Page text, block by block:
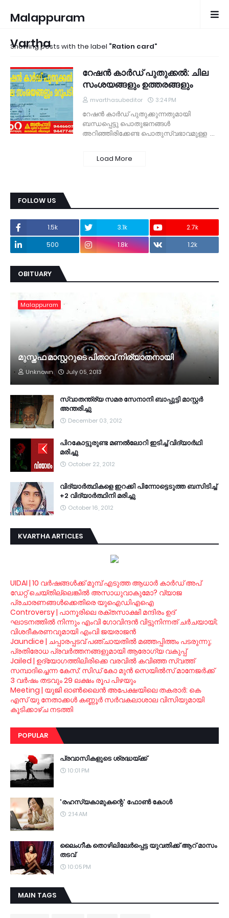
Malappuram
Vartha
Showing posts with the label Ration card
റേഷന്‍ കാര്‍ഡ് പുതുക്കല്‍: ചില
സംശയങ്ങളും ഉത്തരങ്ങളും
mvarthasubeditor 3:24 PM
റേഷന്‍ കാര്‍ഡ് പുതുക്കുന്നതുമായി
ബന്ധപ്പെട്ടു പൊതുജനങ്ങള്‍
അറിഞ്ഞിരിക്കേണ്ട പൊതുസ്വഭാവമുള്ള …
Load More
FOLLOW US
1.5k 3.1k
2.7k
500
1.8k 1.2k
OBITUARY
Malappuram
മുസ്തഫ മാസ്റ്ററുടെ പിതാവ് നിര്യാതനായി
Unknown July 05, 2013
സ്വാതന്ത്ര്യ സമര സേനാനി ബാപ്പുട്ടി മാസ്റ്റര്‍
അന്തരിച്ചു
December 03, 2012
പിറകോട്ടുരുണ്ട മണല്‍ലോറി ഇടിച്ച് വിദ്യാര്‍ഥി
മരിച്ചു
October 22, 2012
വി­ദ്യാര്‍­ത്ഥിക­ളെ ഇറ­ക്കി പി­ന്നോ­ട്ടെ­ടുത്ത ബ­സി­ടി­ച്ച്
+2 വി­ദ്യാര്‍­ത്ഥിനി മ­രി­ച്ചു
October 16, 2012
KVARTHA ARTICLES
UIDAI | 10 വര്‍ഷങ്ങള്‍ക്ക് മുമ്പ് എടുത്ത ആധാര്‍ കാര്‍ഡ് അപ്
ഡേറ്റ് ചെയ്തില്ലെങ്കില്‍ അസാധുവാകുമോ? വ്യാജ
പ്രചാരണങ്ങള്‍ക്കെതിരെ യുഐഡിഎഐ
Controversy | പാനൂരിലെ രക്തസാക്ഷി മന്ദിരം ഉദ്
ഘാടനത്തില്‍ നിന്നും എംവി ഗോവിന്ദന്‍ വിട്ടുനിന്നത് ചര്‍ചയായി;
വിശദീകരണവുമായി എംവി ജയരാജന്‍
Jaundice | ചപ്പാരപ്പടവ് പഞ്ചായതില്‍ മഞ്ഞപ്പിത്തം പടരുന്നു;
പ്രതിരോധ പ്രവര്‍ത്തനങ്ങളുമായി ആരോഗ്യ വകുപ്പ്
Jailed | ഉദ്യോഗത്തിലിരിക്കെ വരവില്‍ കവിഞ്ഞ സ്വത്ത്
സമ്പാദിച്ചെന്ന കേസ്: സിഡ് കോ മുന്‍ സെയില്‍സ് മാനേജര്‍ക്ക്
3 വര്‍ഷം തടവും 29 ലക്ഷം രൂപ പിഴയും
Meeting | യുജി ഓണ്‍ലൈന്‍ അപേക്ഷയിലെ തകരാര്‍: കെ
എസ് യു നേതാക്കള്‍ കണ്ണൂര്‍ സര്‍വകലാശാല വിസിയുമായി
കൂടിക്കാഴ്ച നടത്തി
POPULAR
പ്രവാസികളുടെ ശ്രദ്ധയ്ക്ക്
10:01 PM
'രഹസ്യകാമുകന്റെ' ഫോണ്‍ കോള്‍
2:14 AM
ലൈംഗീക തൊഴിലിലേര്‍പ്പെട്ട യുവതിക്ക് ആറ് മാസം
തടവ്
10:05 PM
MAIN TAGS